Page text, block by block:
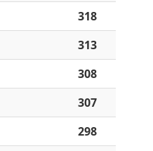
318
313
308
307
298